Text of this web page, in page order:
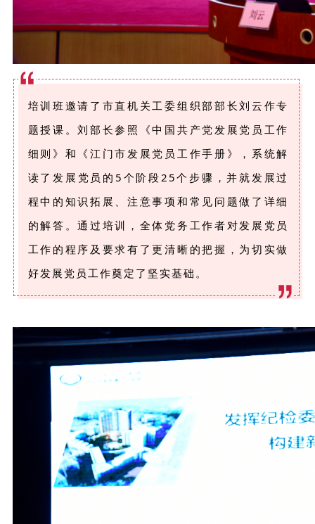
培训班邀请了市直机关工委组织部部长刘云作专
题授课。刘部长参照《中国共产党发展党员工作
细则》和《江门市发展党员工作手册》，系统解
读了发展党员的5个阶段25个步骤，并就发展过
程中的知识拓展、注意事项和常见问题做了详细
的解答。通过培训，全体党务工作者对发展党员
工作的程序及要求有了更清晰的把握，为切实做
好发展党员工作奠定了坚实基础。